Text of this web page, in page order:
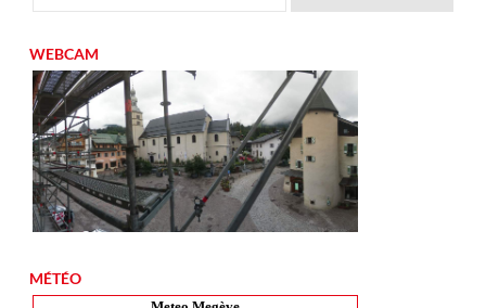
WEBCAM
MÉTÉO